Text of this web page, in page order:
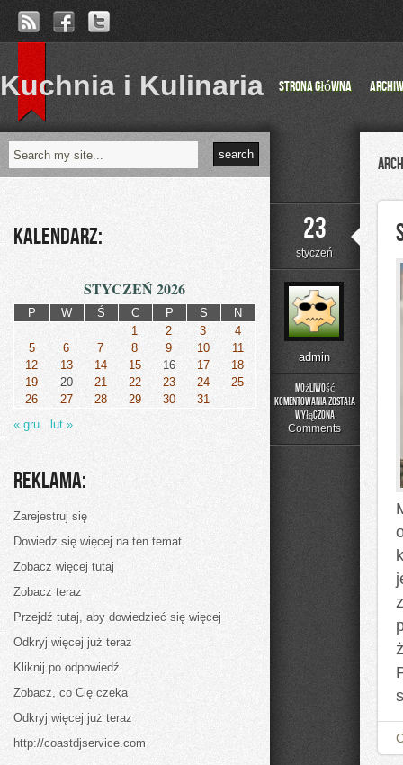
Kuchnia i Kulinaria Strona główna
23
styczeń
admin
Możliwość
komentowania
dipy
została
wyłączona
Comments
Kalendarz:
STYCZEŃ 2026
P W Ś C P S
N
1
2 3
4
5
6 7 8 9 10
11
12
13 14 15 16 17
18
19
20 21 22 23 24
25
26
27 28 29 30
31
« gru
lut »
Reklama:
Zarejestruj się
Dowiedz się więcej na ten temat
Zobacz więcej tutaj
Zobacz teraz
Przejdź tutaj, aby dowiedzieć się więcej
Odkryj więcej już teraz
Kliknij po odpowiedź
Zobacz, co Cię czeka
Odkryj więcej już teraz
http://coastdjservice.com